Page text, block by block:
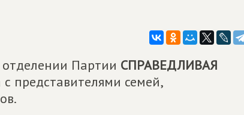
Партии СПРАВЕДЛИВАЯ
с представителями семей,